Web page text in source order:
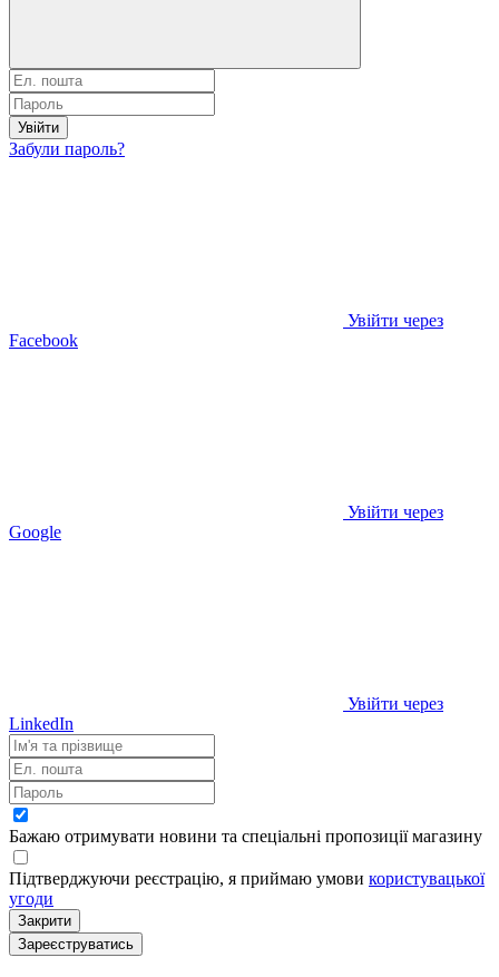
Увійти
Забули пароль?
Увійти через
Facebook
Увійти через
Google
Увійти через
LinkedIn
Бажаю отримувати новини та спеціальні пропозиціїмагазину
Підтверджуючи реєстрацію, я приймаю умови користувацької
угоди
Закрити
Зареєструватись